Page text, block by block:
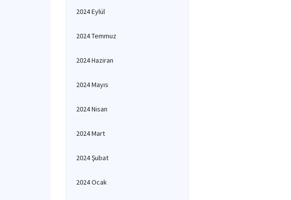
2024 Eylül
2024 Temmuz
2024 Haziran
2024 Mayıs
2024 Nisan
2024 Mart
2024 Şubat
2024 Ocak